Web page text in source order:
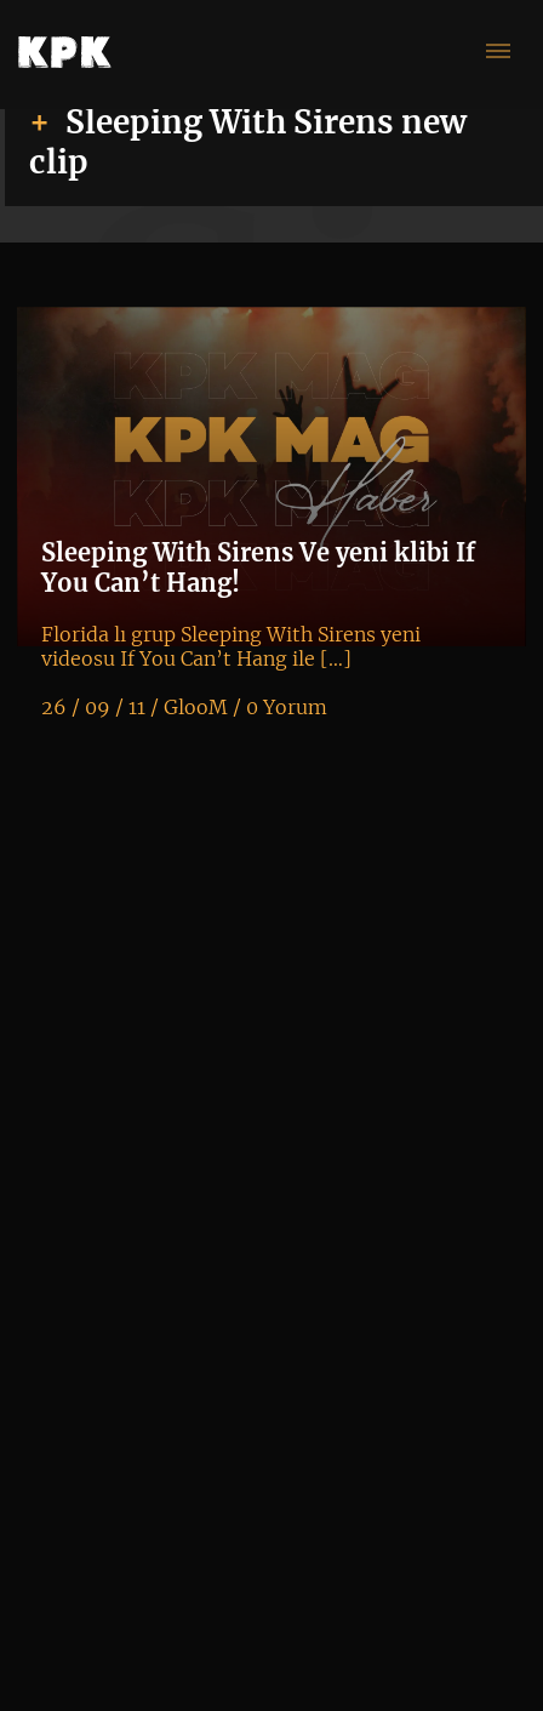
Sleeping With Sirens new
clip
Sleeping With Sirens Ve yeni klibi If
You Can’t Hang!
Florida lı grup Sleeping With Sirens yeni
videosu If You Can’t Hang ile […]
26 / 09 / 11 / GlooM/ 0 Yorum